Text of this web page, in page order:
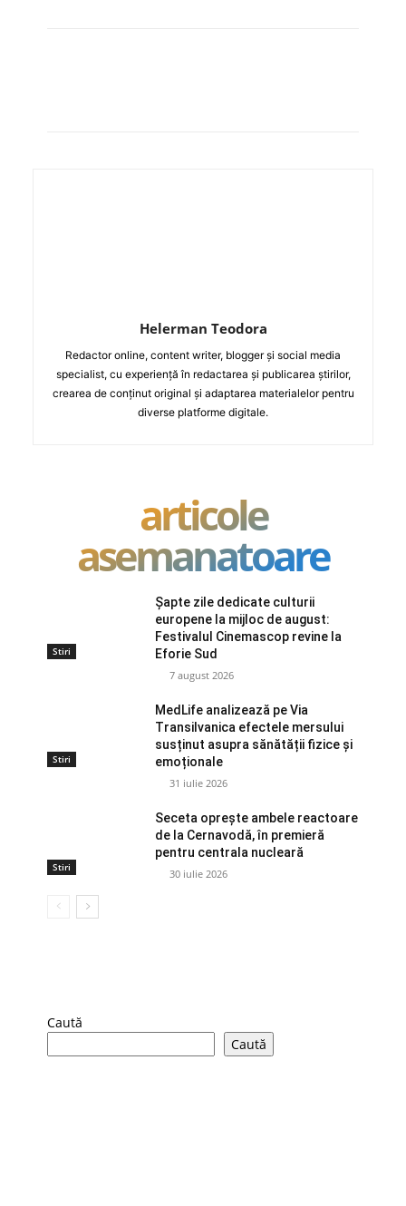
Helerman Teodora
Redactor online, content writer, blogger și social media
specialist, cu experiență în redactarea și publicarea știrilor,
crearea de conținut original și adaptarea materialelor pentru
diverse platforme digitale.
articole
asemanatoare
Stiri
Șapte zile dedicate culturii
europene la mijloc de august:
Festivalul Cinemascop revine la
Eforie Sud
7 august 2026
Stiri
MedLife analizează pe Via
Transilvanica efectele mersului
susținut asupra sănătății fizice și
emoționale
31 iulie 2026
Stiri
Seceta oprește ambele reactoare
de la Cernavodă, în premieră
pentru centrala nucleară
30 iulie 2026
Caută
Caută